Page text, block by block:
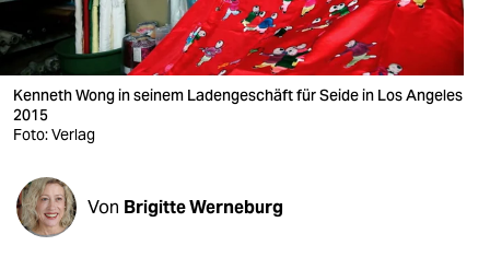
verlag
verlag
veranstaltungen
fragen & hilfe
Kenneth Wong in seinem Ladengeschäft für Seide in Los Angeles
2015
Foto: Verlag
Von Brigitte Werneburg